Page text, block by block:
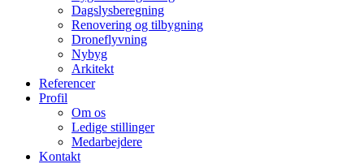
Dagslysberegning
Renovering og tilbygning
Droneflyvning
Nybyg
Arkitekt
Referencer
Profil
Om os
Ledige stillinger
Medarbejdere
Kontakt